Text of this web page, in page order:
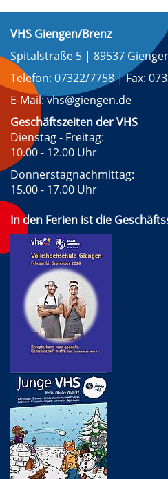
VHS Giengen/Brenz
Spitalstraße 5 | 89537
Telefon: 07322/7758 | Fax:
E-Mail: vhs@giengen.de
Geschäftszeiten der VHS
Dienstag - Freitag:
10.00 - 12.00 Uhr
Donnerstagnachmittag:
15.00 - 17.00 Uhr
In den Ferien ist die